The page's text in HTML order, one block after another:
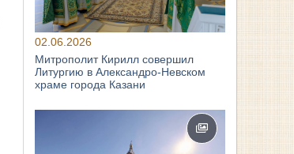
02.06.2026
Митрополит Кирилл совершил
Литургию в Александро-Невском
храме города Казани